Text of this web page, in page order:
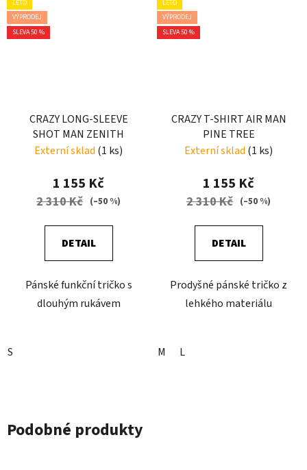
LÉTO
VÝPRODEJ
SLEVA 50 %
CRAZY LONG-SLEEVE
SHOT MAN ZENITH
Externí sklad (1 ks)
1 155 Kč
2 310 Kč (–50 %)
DETAIL
Pánské funkční tričko s
dlouhým rukávem
S
LÉTO
VÝPRODEJ
SLEVA 50 %
CRAZY T-SHIRT AIR MAN
PINE TREE
Externí sklad (1 ks)
1 155 Kč
2 310 Kč (–50 %)
DETAIL
Prodyšné pánské tričko z
lehkého materiálu
M L
Podobné produkty